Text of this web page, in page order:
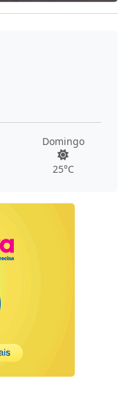
Domingo
25°C